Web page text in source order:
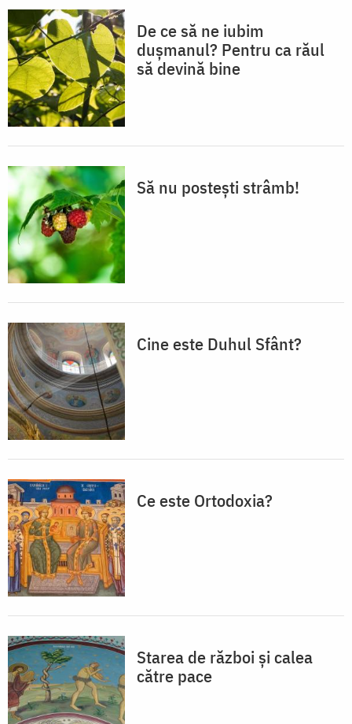
De ce să ne iubim
dușmanul? Pentru ca răul
să devină bine
Să nu postești strâmb!
Cine este Duhul Sfânt?
Ce este Ortodoxia?
Starea de război şi calea
către pace